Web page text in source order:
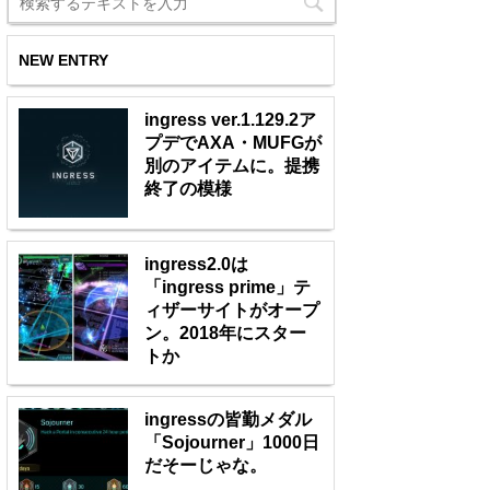
NEW ENTRY
ingress ver.1.129.2ア
プデでAXA・MUFGが
別のアイテムに。提携
終了の模様
ingress2.0は
「ingress prime」テ
ィザーサイトがオープ
ン。2018年にスター
トか
ingressの皆勤メダル
「Sojourner」1000日
だそーじゃな。